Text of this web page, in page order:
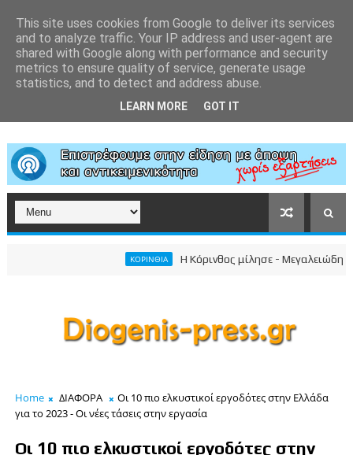
Η Κόρινθος μίλησε - Μεγαλειώδης
Home ΔΙΑΦΟΡΑ
Οι 10 πιο ελκυστικοί εργοδότες στην Ελλάδα
για το 2023 - Οι νέες τάσεις στην εργασία
Οι 10 πιο ελκυστικοί εργοδότες στην
This site uses cookies from Google to deliver its services
and to analyze traffic. Your IP address and user-agent are
shared with Google along with performance and security
metrics to ensure quality of service, generate usage
statistics, and to detect and address abuse.
LEARN MORE GOT IT